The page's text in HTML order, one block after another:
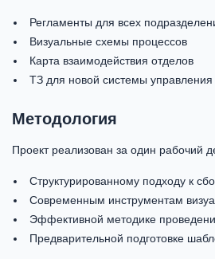
Регламенты для всех
Визуальные схемы процессов
Карта взаимодействия отделов
ТЗ для новой системы управления
Методология
Проект реализован за один рабочий
Структурированному подходу к
Современным инструментам
Эффективной методике
Предварительной подготовке